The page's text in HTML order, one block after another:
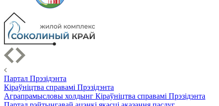
Партал Прэзідэнта
Кіраўніцтва справамі Прэзідэнта
Аграпрамысловы холдынг Кіраўніцтва справамі Прэзідэнта